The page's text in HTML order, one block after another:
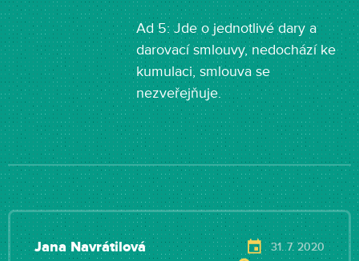
Ad 5: Jde o jednotlivé dary a
darovací smlouvy, nedochází ke
kumulaci, smlouva se
nezveřejňuje.
Jana Navrátilová
31. 7. 2020